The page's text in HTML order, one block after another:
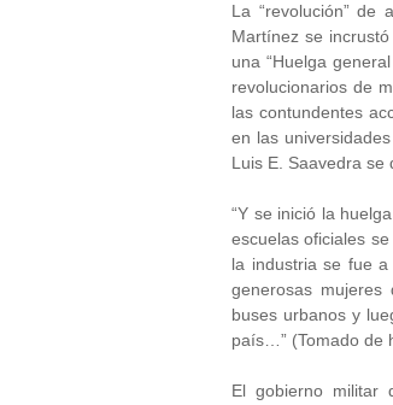
La “revolución”
Martínez se
una “Huelga
revolucionarios de
las contundentes
en las
Luis E. Saavedra se
“Y se inició la
escuelas oficiales
la industria se fue
generosas
buses urbanos y
país…” (Tomado de
El gobierno militar